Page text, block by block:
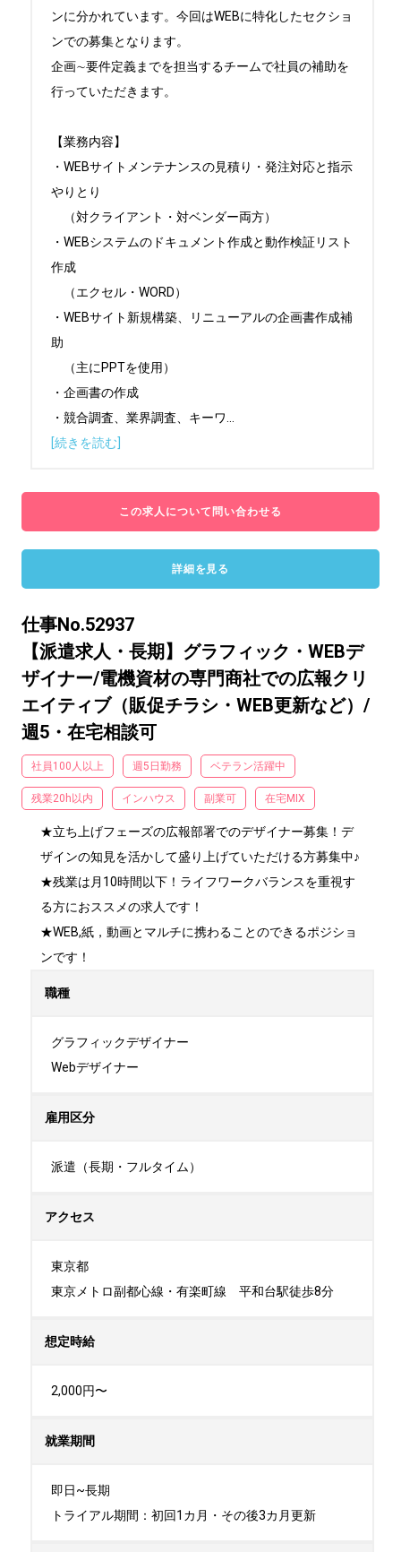
ンに分かれています。今回はWEBに特化したセクショ
ンでの募集となります。
企画∼要件定義までを担当するチームで社員の補助を
行っていただきます。
【業務内容】
・WEBサイトメンテナンスの見積り・発注対応と指示
やりとり
（対クライアント・対ベンダー両方）
・WEBシステムのドキュメント作成と動作検証リスト
作成
（エクセル・WORD）
・WEBサイト新規構築、リニューアルの企画書作成補
助
（主にPPTを使用）
・企画書の作成
・競合調査、業界調査、キーワ...
[続きを読む]
この求人について問い合わせる
詳細を見る
仕事No.52937
【派遣求人・長期】グラフィック・WEBデ
ザイナー/電機資材の専門商社での広報クリ
エイティブ（販促チラシ・WEB更新など）/
週5・在宅相談可
社員100人以上 週5日勤務 ベテラン活躍中
残業20h以内 インハウス 副業可 在宅MIX
★立ち上げフェーズの広報部署でのデザイナー募集！デ
ザインの知見を活かして盛り上げていただける方募集中♪
★残業は月10時間以下！ライフワークバランスを重視す
る方におススメの求人です！
★WEB,紙，動画とマルチに携わることのできるポジショ
ンです！
職種
グラフィックデザイナー
Webデザイナー
雇用区分
派遣（長期・フルタイム）
アクセス
東京都
東京メトロ副都心線・有楽町線　平和台駅徒歩8分
想定時給
2,000円〜
就業期間
即日~長期
トライアル期間：初回1カ月・その後3カ月更新